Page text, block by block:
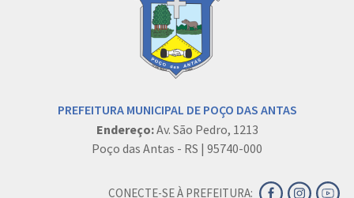
PREFEITURA MUNICIPAL DE POÇO DAS ANTAS
Endereço:Av. São Pedro, 1213
Poço das Antas - RS | 95740-000
CONECTE-SE À PREFEITURA: